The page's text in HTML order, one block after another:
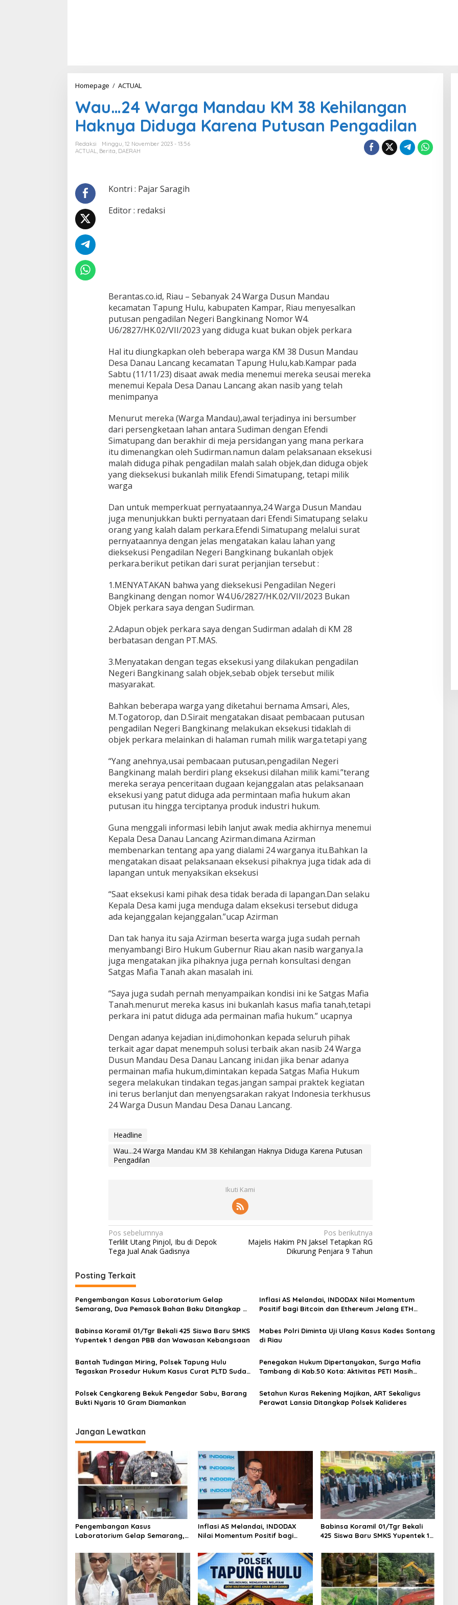
Homepage / ACTUAL
u
.
.
2
g
a
K
e
h
i
l
n
g
a
n
H
a
n
y
a
D
i
d
u
a
r
e
a
P
u
u
a
n
e
n
d
i
l
n
Wau…24 Warga Mandau KM 38 Kehilangan
Haknya Diduga Karena Putusan Pengadilan
Redaksi
Minggu, 12 November 2023 - 13:56
ACTUAL, Berita, DAERAH
Kontri : Pajar Saragih
Editor : redaksi
Berantas.co.id, Riau – Sebanyak 24 Warga Dusun Mandau
kecamatan Tapung Hulu, kabupaten Kampar, Riau menyesalkan
putusan pengadilan Negeri Bangkinang Nomor W4.
U6/2827/HK.02/VII/2023 yang diduga kuat bukan objek perkara
Hal itu diungkapkan oleh beberapa warga KM 38 Dusun Mandau
Desa Danau Lancang kecamatan Tapung Hulu,kab.Kampar pada
Sabtu (11/11/23) disaat awak media menemui mereka seusai mereka
menemui Kepala Desa Danau Lancang akan nasib yang telah
menimpanya
Menurut mereka (Warga Mandau),awal terjadinya ini bersumber
dari persengketaan lahan antara Sudiman dengan Efendi
Simatupang dan berakhir di meja persidangan yang mana perkara
itu dimenangkan oleh Sudirman.namun dalam pelaksanaan eksekusi
malah diduga pihak pengadilan malah salah objek,dan diduga objek
yang dieksekusi bukanlah milik Efendi Simatupang, tetapi milik
warga
Dan untuk memperkuat pernyataannya,24 Warga Dusun Mandau
juga menunjukkan bukti pernyataan dari Efendi Simatupang selaku
orang yang kalah dalam perkara.Efendi Simatupang melalui surat
pernyataannya dengan jelas mengatakan kalau lahan yang
dieksekusi Pengadilan Negeri Bangkinang bukanlah objek
perkara.berikut petikan dari surat perjanjian tersebut :
1.MENYATAKAN bahwa yang dieksekusi Pengadilan Negeri
Bangkinang dengan nomor W4.U6/2827/HK.02/VII/2023 Bukan
Objek perkara saya dengan Sudirman.
2.Adapun objek perkara saya dengan Sudirman adalah di KM 28
berbatasan dengan PT.MAS.
3.Menyatakan dengan tegas eksekusi yang dilakukan pengadilan
Negeri Bangkinang salah objek,sebab objek tersebut milik
masyarakat.
Bahkan beberapa warga yang diketahui bernama Amsari, Ales,
M.Togatorop, dan D.Sirait mengatakan disaat pembacaan putusan
pengadilan Negeri Bangkinang melakukan eksekusi tidaklah di
objek perkara melainkan di halaman rumah milik warga.tetapi yang
“Yang anehnya,usai pembacaan putusan,pengadilan Negeri
Bangkinang malah berdiri plang eksekusi dilahan milik kami.”terang
mereka seraya penceritaan dugaan kejanggalan atas pelaksanaan
eksekusi yang patut diduga ada permintaan mafia hukum akan
putusan itu hingga terciptanya produk industri hukum.
Guna menggali informasi lebih lanjut awak media akhirnya menemui
Kepala Desa Danau Lancang Azirman.dimana Azirman
membenarkan tentang apa yang dialami 24 warganya itu.Bahkan Ia
mengatakan disaat pelaksanaan eksekusi pihaknya juga tidak ada di
lapangan untuk menyaksikan eksekusi
“Saat eksekusi kami pihak desa tidak berada di lapangan.Dan selaku
Kepala Desa kami juga menduga dalam eksekusi tersebut diduga
ada kejanggalan kejanggalan.”ucap Azirman
Dan tak hanya itu saja Azirman beserta warga juga sudah pernah
menyambangi Biro Hukum Gubernur Riau akan nasib warganya.Ia
juga mengatakan jika pihaknya juga pernah konsultasi dengan
Satgas Mafia Tanah akan masalah ini.
“Saya juga sudah pernah menyampaikan kondisi ini ke Satgas Mafia
Tanah.menurut mereka kasus ini bukanlah kasus mafia tanah,tetapi
perkara ini patut diduga ada permainan mafia hukum.” ucapnya
Dengan adanya kejadian ini,dimohonkan kepada seluruh pihak
terkait agar dapat menempuh solusi terbaik akan nasib 24 Warga
Dusun Mandau Desa Danau Lancang ini.dan jika benar adanya
permainan mafia hukum,dimintakan kepada Satgas Mafia Hukum
segera melakukan tindakan tegas.jangan sampai praktek kegiatan
ini terus berlanjut dan menyengsarakan rakyat Indonesia terkhusus
24 Warga Dusun Mandau Desa Danau Lancang.
Headline
Wau...24 Warga Mandau KM 38 Kehilangan Haknya Diduga Karena Putusan
Pengadilan
Ikuti Kami
N
a
i
g
a
i
o
s
Pos sebelumnya
Terlilit Utang Pinjol, Ibu di Depok
Tega Jual Anak Gadisnya
Pos berikutnya
Majelis Hakim PN Jaksel Tetapkan RG
Dikurung Penjara 9 Tahun
Posting Terkait
Pengembangan Kasus Laboratorium Gelap
Semarang, Dua Pemasok Bahan Baku Ditangkap di
Inflasi AS Melandai, INDODAX Nilai Momentum
Positif bagi Bitcoin dan Ethereum Jelang ETH
Babinsa Koramil 01/Tgr Bekali 425 Siswa Baru SMKS
Yupentek 1 dengan PBB dan Wawasan Kebangsaan
Mabes Polri Diminta Uji Ulang Kasus Kades Sontang
di Riau
Bantah Tudingan Miring, Polsek Tapung Hulu
Tegaskan Prosedur Hukum Kasus Curat PLTD Sudah
Penegakan Hukum Dipertanyakan, Surga Mafia
Tambang di Kab.50 Kota: Aktivitas PETI Masih
Polsek Cengkareng Bekuk Pengedar Sabu, Barang
Bukti Nyaris 10 Gram Diamankan
Setahun Kuras Rekening Majikan, ART Sekaligus
Perawat Lansia Ditangkap Polsek Kalideres
Jangan Lewatkan
Pengembangan Kasus
Laboratorium Gelap Semarang,
Ditangkap di Cakung Hingga Sita
1,5 Ton Bahan Baku
Inflasi AS Melandai, INDODAX
Nilai Momentum Positif bagi
Genesis Day
Babinsa Koramil 01/Tgr Bekali
425 Siswa Baru SMKS Yupentek 1
Kebangsaan